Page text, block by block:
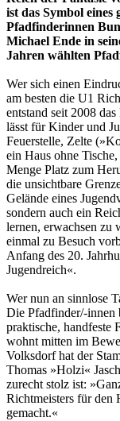
ist das Symbol eines
Pfadfinderinnen
Michael Ende in
Jahren wählten
Wer sich einen
am besten die U1
entstand seit 2008
lässt für Kinder und
Feuerstelle, Zelte
ein Haus ohne
Menge Platz zum
die unsichtbare
Gelände eines
sondern auch ein
lernen, erwachsen zu
einmal zu Besuch
Anfang des 20.
Jugendreich«.
Wer nun an sinnlose
Die Pfadfinder/-innen
praktische, handfeste
wohnt mitten im
Volksdorf hat der
Thomas »Holzi«
zurecht stolz ist:
Richtmeisters für den
gemacht.«